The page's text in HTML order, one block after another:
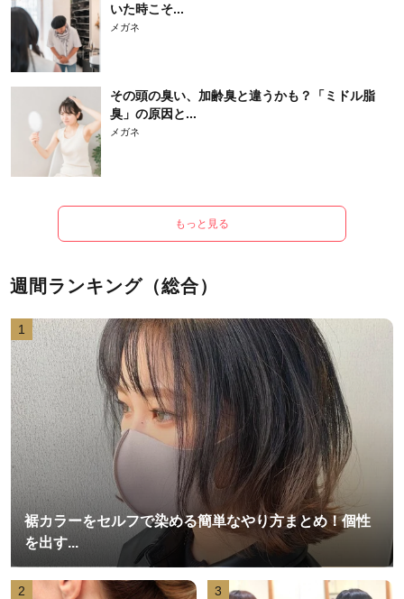
いた時こそ...
メガネ
その頭の臭い、加齢臭と違うかも？「ミドル脂
臭」の原因と...
メガネ
もっと見る
週間ランキング（総合）
1
裾カラーをセルフで染める簡単なやり方まとめ！個性
を出す...
2 3